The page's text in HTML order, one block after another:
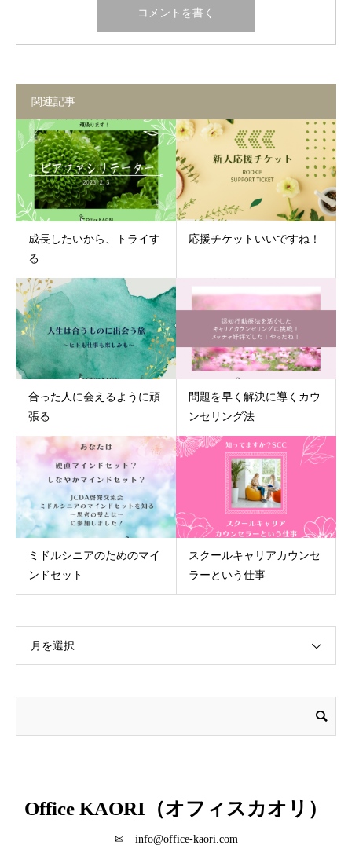
関連記事
成長したいから、トライす
る
応援チケットいいですね！
合った人に会えるように頑
張る
問題を早く解決に導くカウ
ンセリング法
ミドルシニアのためのマイ
ンドセット
スクールキャリアカウンセ
ラーという仕事
月を選択
Office KAORI（オフィスカオリ）
✉ info@office-kaori.com